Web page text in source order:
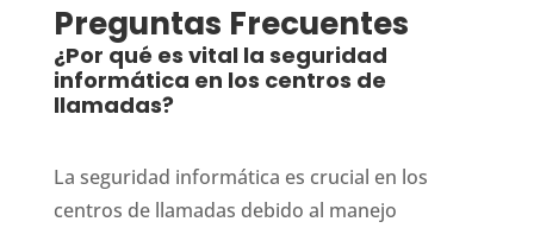
Preguntas Frecuentes
¿Por qué es vital la seguridad
informática en los centros de
llamadas?
La seguridad informática es crucial en los
centros de llamadas debido al manejo